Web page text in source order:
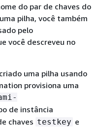
do par de chaves do
pilha, você também
pelo
você descreveu no
uma pilha usando
provisiona uma
de instância
chaves testkey e